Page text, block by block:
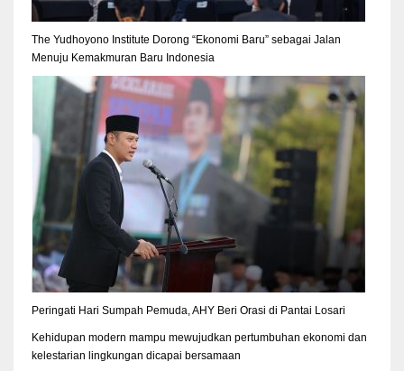
The Yudhoyono Institute Dorong “Ekonomi Baru” sebagai Jalan
Menuju Kemakmuran Baru Indonesia
Peringati Hari Sumpah Pemuda, AHY Beri Orasi di Pantai Losari
Kehidupan modern mampu mewujudkan pertumbuhan ekonomi dan
kelestarian lingkungan dicapai bersamaan